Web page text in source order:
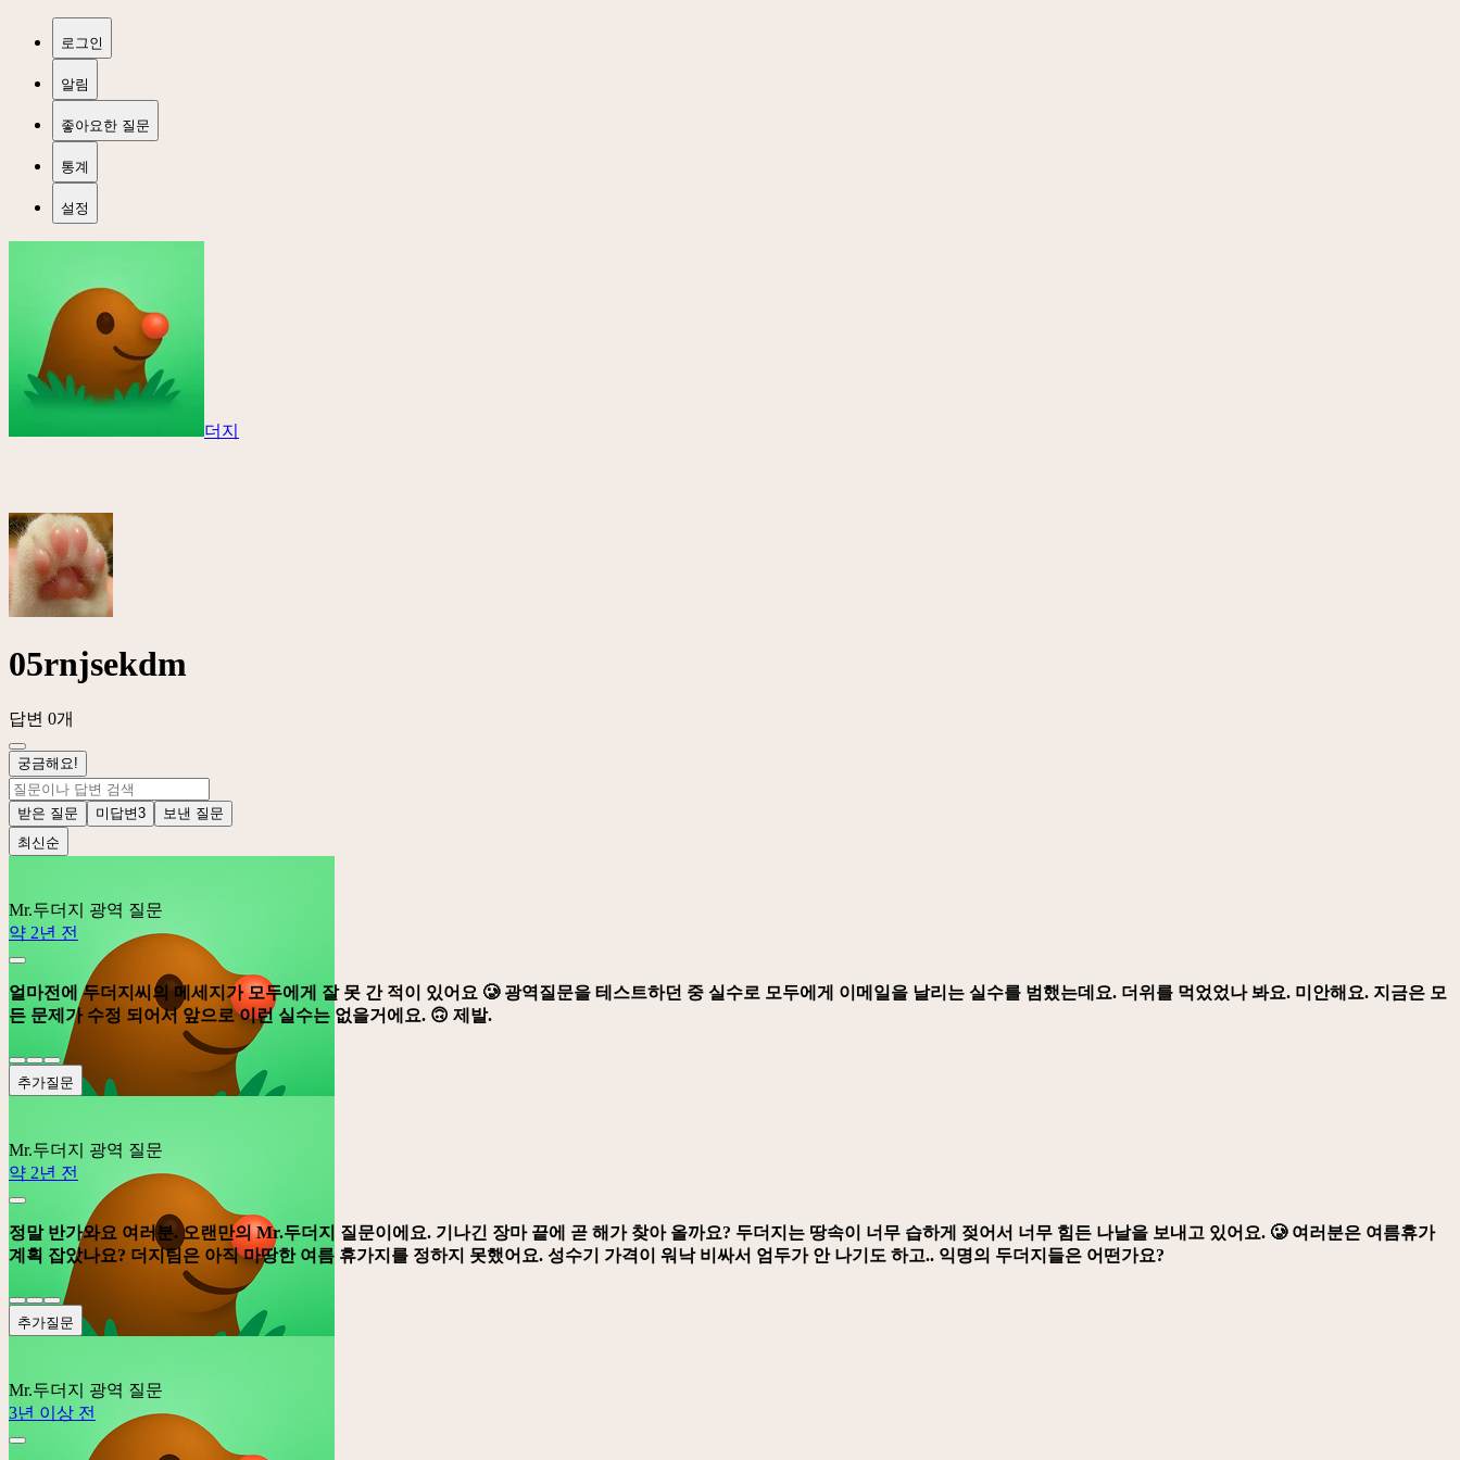
로그인
알림
좋아요한 질문
통계
설정
더지
05rnjsekdm
답변 0개
궁금해요!
받은 질문 미답변3
보낸 질문
최신순
Mr.두더지
광역 질문
약 2년 전
얼마전에 두더지씨의 메세지가 모두에게 잘 못 간 적이 있어요 🥲 광역질문을 테스트하던 중 실수로 모두에게 이메일을 날리는 실수를 범했는데요. 더위를 먹었었나 봐요. 미안해요. 지금은 모
든 문제가 수정 되어서 앞으로 이런 실수는 없을거에요. 🙃 제발.
추가질문
Mr.두더지
광역 질문
약 2년 전
정말 반가와요 여러분. 오랜만의 Mr.두더지 질문이에요. 기나긴 장마 끝에 곧 해가 찾아 올까요? 두더지는 땅속이 너무 습하게 젖어서 너무 힘든 나날을 보내고 있어요. 🥲 여러분은 여름휴가
계획 잡았나요? 더지팀은 아직 마땅한 여름 휴가지를 정하지 못했어요. 성수기 가격이 워낙 비싸서 엄두가 안 나기도 하고.. 익명의 두더지들은 어떤가요?
추가질문
Mr.두더지
광역 질문
3년 이상 전